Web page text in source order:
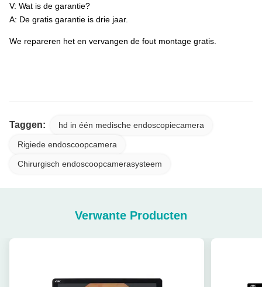
V: Wat is de garantie?
A: De gratis garantie is drie jaar.
We repareren het en vervangen de fout montage gratis.
Taggen: hd in één medische endoscopiecamera
Rigiede endoscoopcamera
Chirurgisch endoscoopcamerasysteem
Verwante Producten